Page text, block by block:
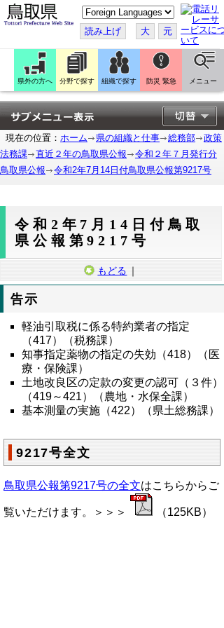
こ
の
ペ
ー
ジ
翻
訳
す
る
読み上げ 大 元
県外の方へ 分野で探す 組織で探す 防災 緊急 メニュー
現在の位置： ホーム 県の組織と仕事 総務部
政策
法務課
直近２年の鳥取県公報
令和２年７月発行分
鳥取県公報
令和2年7月14日付鳥取県公報第9217号
令和2年7月14日付鳥取
県公報第9217号
もどる ｜
告示
軽油引取税に係る特約業者の指定
（417）（税務課）
知事指定薬物の指定の失効（418）（医
療・保険課）
土地改良区の定款の変更の認可（３件）
（419～421）（農地・水保全課）
基本測量の実施（422）（県土総務課）
9217号全文
鳥取県公報第9217号の全文はこちらからご
覧いただけます。＞＞＞ （125KB）